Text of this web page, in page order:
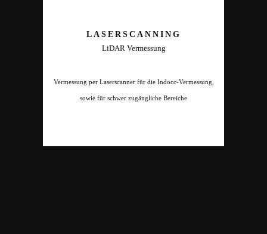
LASERSCANNING
LiDAR Vermessung
Vermessung per Laserscanner für die Indoor-Vermessung,
sowie für schwer zugängliche Bereiche